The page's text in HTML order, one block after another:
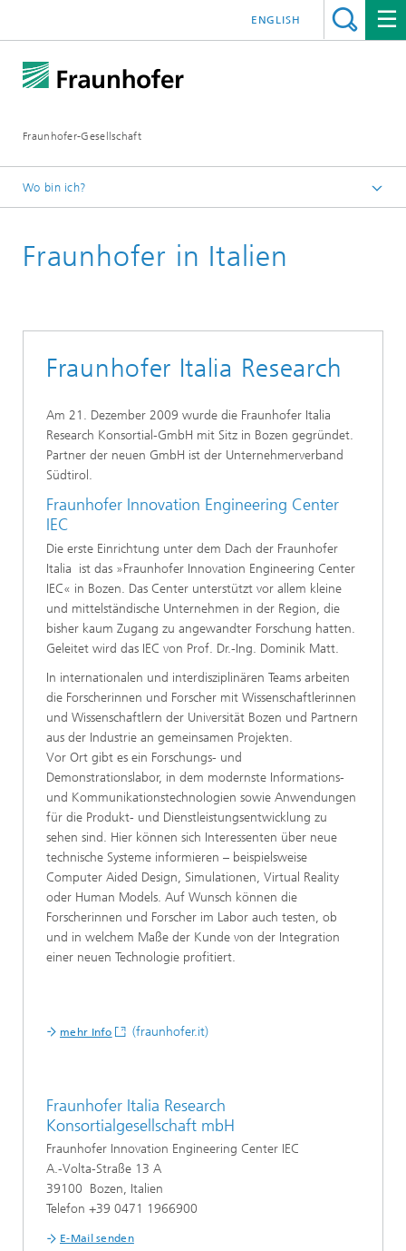
Fraunhofer-Gesellschaft
ENGLISH
Wo bin ich?
Institute und Einrichtungen
Fraunhofer in Italien
Fraunhofer Italia Research
Am 21. Dezember 2009 wurde die Fraunhofer Italia
Research Konsortial-GmbH mit Sitz in Bozen gegründet.
Partner der neuen GmbH ist der Unternehmerverband
Südtirol.
Fraunhofer Innovation Engineering Center
IEC
Die erste Einrichtung unter dem Dach der Fraunhofer
Italia ist das »Fraunhofer Innovation Engineering Center
IEC« in Bozen. Das Center unterstützt vor allem kleine
und mittelständische Unternehmen in der Region, die
bisher kaum Zugang zu angewandter Forschung hatten.
Geleitet wird das IEC von Prof. Dr.-Ing. Dominik Matt.
In internationalen und interdisziplinären Teams arbeiten
die Forscherinnen und Forscher mit Wissenschaftlerinnen
und Wissenschaftlern der Universität Bozen und Partnern
aus der Industrie an gemeinsamen Projekten.
Vor Ort gibt es ein Forschungs- und
Demonstrationslabor, in dem modernste Informations-
und Kommunikationstechnologien sowie Anwendungen
für die Produkt- und Dienstleistungsentwicklung zu
sehen sind. Hier können sich Interessenten über neue
technische Systeme informieren – beispielsweise
Computer Aided Design, Simulationen, Virtual Reality
oder Human Models. Auf Wunsch können die
Forscherinnen und Forscher im Labor auch testen, ob
und in welchem Maße der Kunde von der Integration
einer neuen Technologie profitiert.
mehr Info (fraunhofer.it)
Fraunhofer Italia Research
Konsortialgesellschaft mbH
Fraunhofer Innovation Engineering Center IEC
A.-Volta-Straße 13 A
39100 Bozen, Italien
Telefon +39 0471 1966900
E-Mail senden